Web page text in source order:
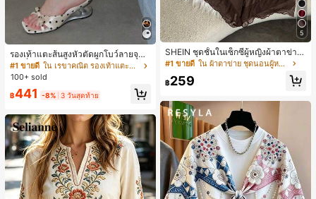
รองเท้าแตะส้นสูงหัวตัดผูกโบว์ลายจุดส
ายเดี่ยวส้นไม่สมมาตรสำหรับผู้หญิง, รอ
งเท้าแตะส้นสูงหนังเทียมสีขาวหรูหรา
#1 ขายดี
ใน เรขาคณิต รองเท้าแตะส้นสูงผู้หญิง
100+ sold
฿441 -8% 3 วันสุดท้าย
5
SHEIN ชุดชั้นในเซ็กซี่ผู้หญิงผ้าตาข่าย
มีโครงคัพบาง
#1 ขายดี ใน ผ้าตาข่าย ชุดนอนผู้หญิง
฿259